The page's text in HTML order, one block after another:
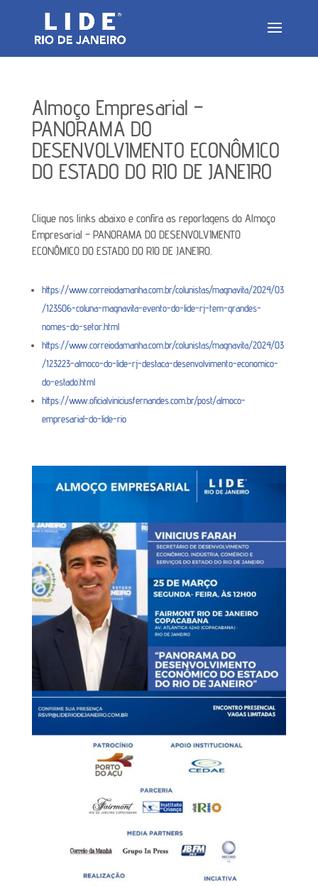
Almoço Empresarial –
PANORAMA DO
DESENVOLVIMENTO ECONÔMICO
DO ESTADO DO RIO DE JANEIRO
Clique nos links abaixo e confira as reportagens do Almoço
Empresarial – PANORAMA DO DESENVOLVIMENTO
ECONÔMICO DO ESTADO DO RIO DE JANEIRO.
https://www.correiodamanha.com.br/colunistas/magnavita/2024/03
/123506-coluna-magnavita-evento-do-lide-rj-tem-grandes-
nomes-do-setor.html
https://www.correiodamanha.com.br/colunistas/magnavita/2024/03
/123223-almoco-do-lide-rj-destaca-desenvolvimento-economico-
do-estado.html
https://www.oficialviniciusfernandes.com.br/post/almoco-
empresarial-do-lide-rio